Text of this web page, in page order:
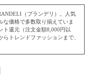
（ブランデリ）。人気
な価格で多数取り揃えていま
ト還元（注文金額8,000円以
らトレンドファッションまで、